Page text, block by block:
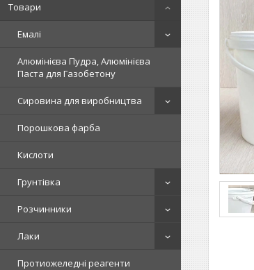
Товари
Емалі
Алюмінієва Пудра, Алюмінієва
Паста для Газобетону
Сировина для виробництва
Порошкова фарба
Кислоти
Грунтівка
Розчинники
Лаки
Протиожеледні реагенти